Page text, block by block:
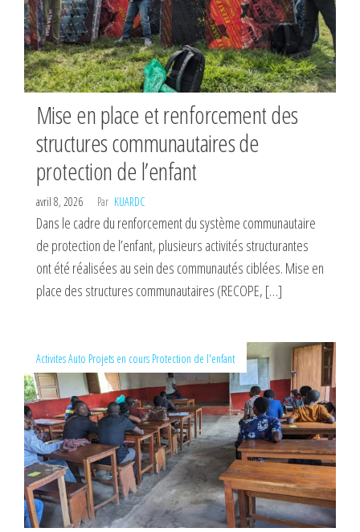
Mise en place et renforcement des
structures communautaires de
protection de l’enfant
avril 8, 2026 Par KUARDC
Dans le cadre du renforcement du système communautaire
de protection de l’enfant, plusieurs activités structurantes
ont été réalisées au sein des communautés ciblées. Mise en
place des structures communautaires (RECOPE, […]
ActivitesAuto Projets en cours Protection de l'enfant